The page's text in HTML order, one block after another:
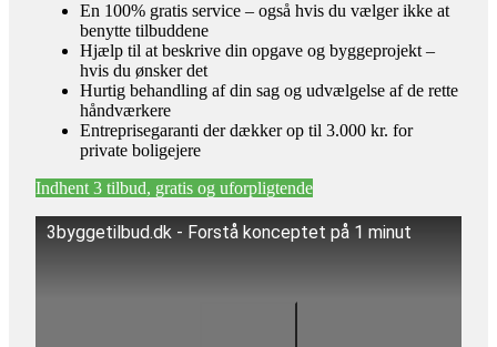
En 100% gratis service – også hvis du vælger ikke at
benytte tilbuddene
Hjælp til at beskrive din opgave og byggeprojekt –
hvis du ønsker det
Hurtig behandling af din sag og udvælgelse af de rette
håndværkere
Entreprisegaranti der dækker op til 3.000 kr. for
private boligejere
Indhent 3 tilbud, gratis og uforpligtende
3byggetilbud.dk - Forstå konceptet på 1 minut